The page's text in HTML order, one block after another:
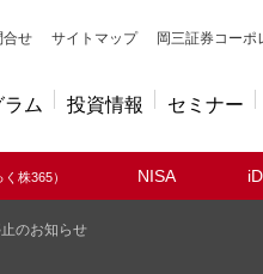
ンドエー
合せ サイトマップ 岡三証券コーポ
ム 投資情報 セミナー
株365） NISA
のお知らせ